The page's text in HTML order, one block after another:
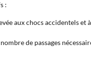
:
aux chocs accidentels
de passages